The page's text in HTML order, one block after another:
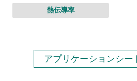
熱伝導率
アプリケーションシー